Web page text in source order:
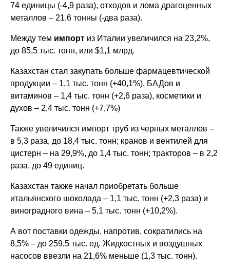
74 единицы (-4,9 раза), отходов и лома драгоценных
металлов – 21,6 тонны (-два раза).
Между тем импорт из Италии увеличился на 23,2%,
до 85,5 тыс. тонн, или $1,1 млрд.
Казахстан стал закупать больше фармацевтической
продукции – 1,1 тыс. тонн (+40,1%), БАДов и
витаминов – 1,4 тыс. тонн (+2,6 раза), косметики и
духов – 2,4 тыс. тонн (+7,7%)
Также увеличился импорт труб из черных металлов –
в 5,3 раза, до 18,4 тыс. тонн; кранов и вентилей для
цистерн – на 29,9%, до 1,4 тыс. тонн; тракторов – в 2,2
раза, до 49 единиц.
Казахстан также начал приобретать больше
итальянского шоколада – 1,1 тыс. тонн (+2,3 раза) и
виноградного вина – 5,1 тыс. тонн (+10,2%).
А вот поставки одежды, напротив, сократились на
8,5% – до 259,5 тыс. ед. Жидкостных и воздушных
насосов ввезли на 21,6% меньше (1,3 тыс. тонн).